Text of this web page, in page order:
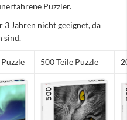
Puzzler.
Jahren nicht geeignet, da
sind.
500 Teile Puzzle